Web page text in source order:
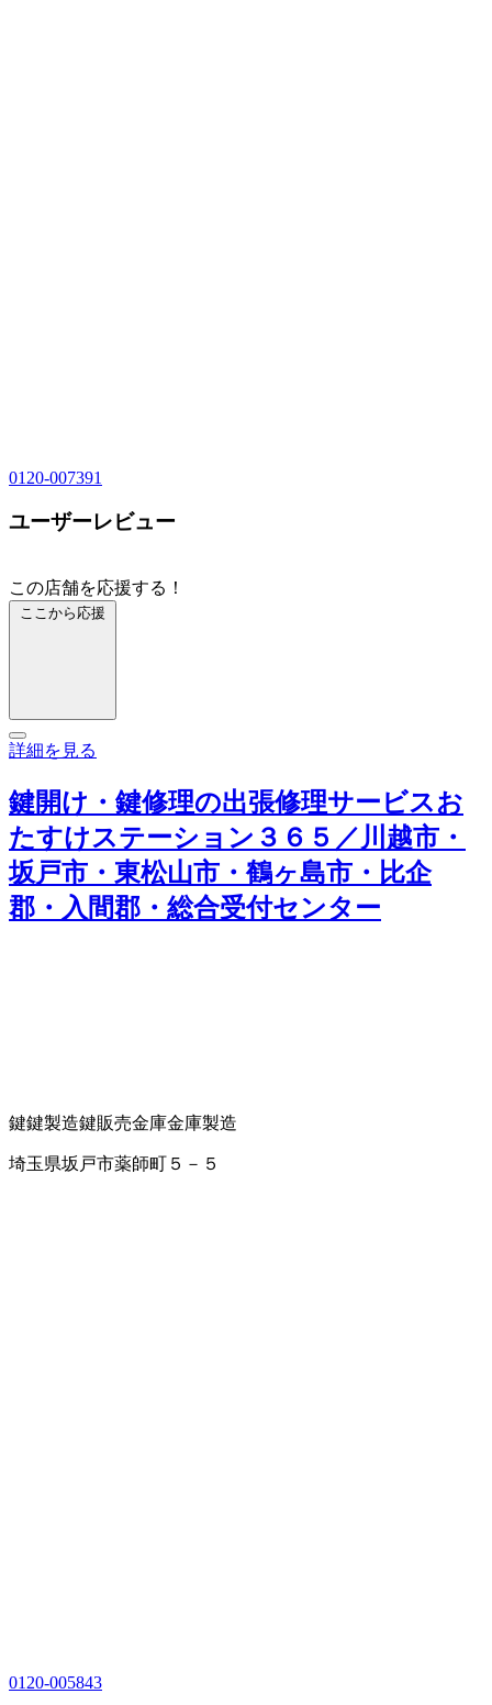
0120-007391
ユーザーレビュー
この店舗を応援する！
ここから応援
詳細を見る
鍵開け・鍵修理の出張修理サービスお
たすけステーション３６５／川越市・
坂戸市・東松山市・鶴ヶ島市・比企
郡・入間郡・総合受付センター
鍵鍵製造鍵販売金庫金庫製造
埼玉県坂戸市薬師町５－５
0120-005843